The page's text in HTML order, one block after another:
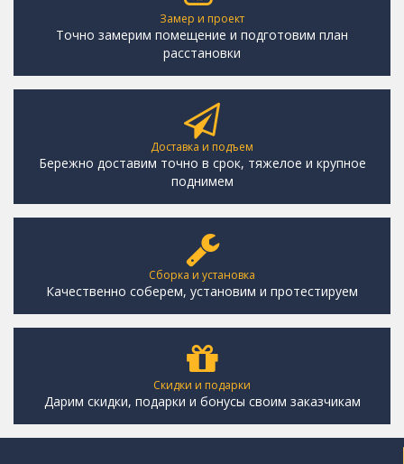
Замер и проект
Точно замерим помещение и подготовим план
расстановки
Доставка и подъем
Бережно доставим точно в срок, тяжелое и крупное
поднимем
Сборка и установка
Качественно соберем, установим и протестируем
Скидки и подарки
Дарим скидки, подарки и бонусы своим заказчикам